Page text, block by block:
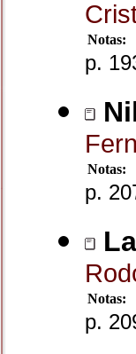
Notas:
p.
Notas:
p.
Notas:
p.